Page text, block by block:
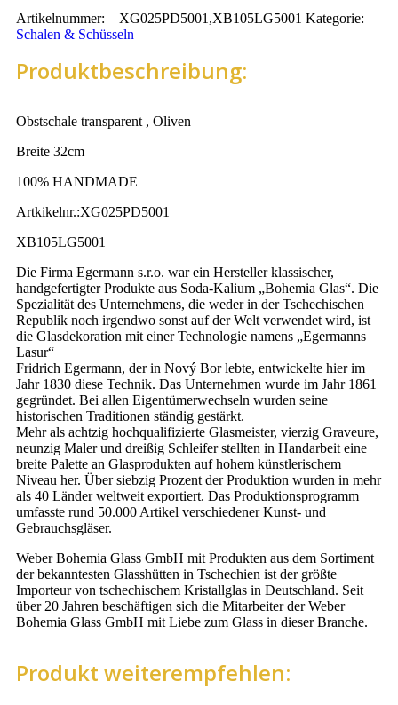
Artikelnummer: XG025PD5001,XB105LG5001 Kategorie:
Schalen & Schüsseln
Produktbeschreibung:
Obstschale transparent , Oliven
Breite 32cm
100% HANDMADE
Artkikelnr.:XG025PD5001
XB105LG5001
Die Firma Egermann s.r.o. war ein Hersteller klassischer,
handgefertigter Produkte aus Soda-Kalium „Bohemia Glas“. Die
Spezialität des Unternehmens, die weder in der Tschechischen
Republik noch irgendwo sonst auf der Welt verwendet wird, ist
die Glasdekoration mit einer Technologie namens „Egermanns
Lasur“
Fridrich Egermann, der in Nový Bor lebte, entwickelte hier im
Jahr 1830 diese Technik. Das Unternehmen wurde im Jahr 1861
gegründet. Bei allen Eigentümerwechseln wurden seine
historischen Traditionen ständig gestärkt.
Mehr als achtzig hochqualifizierte Glasmeister, vierzig Graveure,
neunzig Maler und dreißig Schleifer stellten in Handarbeit eine
breite Palette an Glasprodukten auf hohem künstlerischem
Niveau her. Über siebzig Prozent der Produktion wurden in mehr
als 40 Länder weltweit exportiert. Das Produktionsprogramm
umfasste rund 50.000 Artikel verschiedener Kunst- und
Gebrauchsgläser.
Weber Bohemia Glass GmbH mit Produkten aus dem Sortiment
der bekanntesten Glasshütten in Tschechien ist der größte
Importeur von tschechischem Kristallglas in Deutschland. Seit
über 20 Jahren beschäftigen sich die Mitarbeiter der Weber
Bohemia Glass GmbH mit Liebe zum Glass in dieser Branche.
Produkt weiterempfehlen: